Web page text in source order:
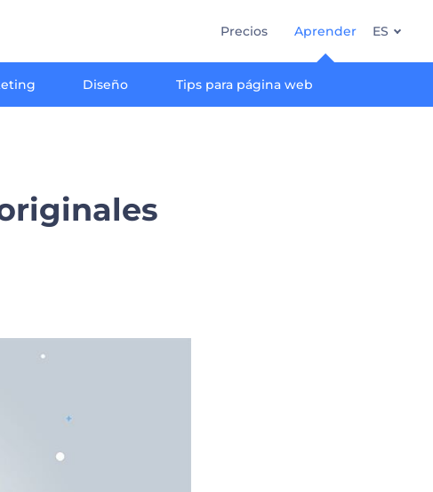
Precios Aprender
Diseño Tips para página web
ES